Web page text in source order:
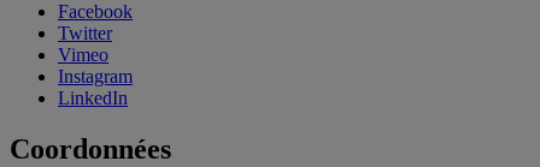
Facebook
Twitter
Vimeo
Instagram
LinkedIn
Coordonnées